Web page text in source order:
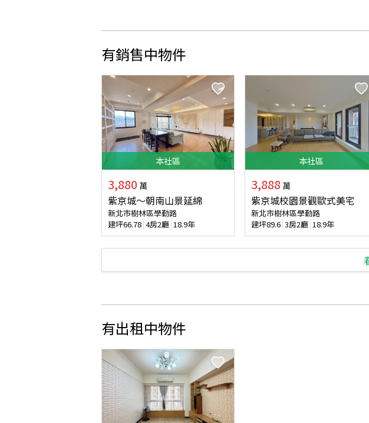
有銷售中物件
本社區
3,880 萬
紫京城～朝南山景延綿
新北市樹林區學勤路
建坪66.78 4房2廳 18.9年
本社區
3,888 萬
紫京城校園景觀歐式美宅
新北市樹林區學勤路
建坪89.6 3房2廳 18.9年
有出租中物件